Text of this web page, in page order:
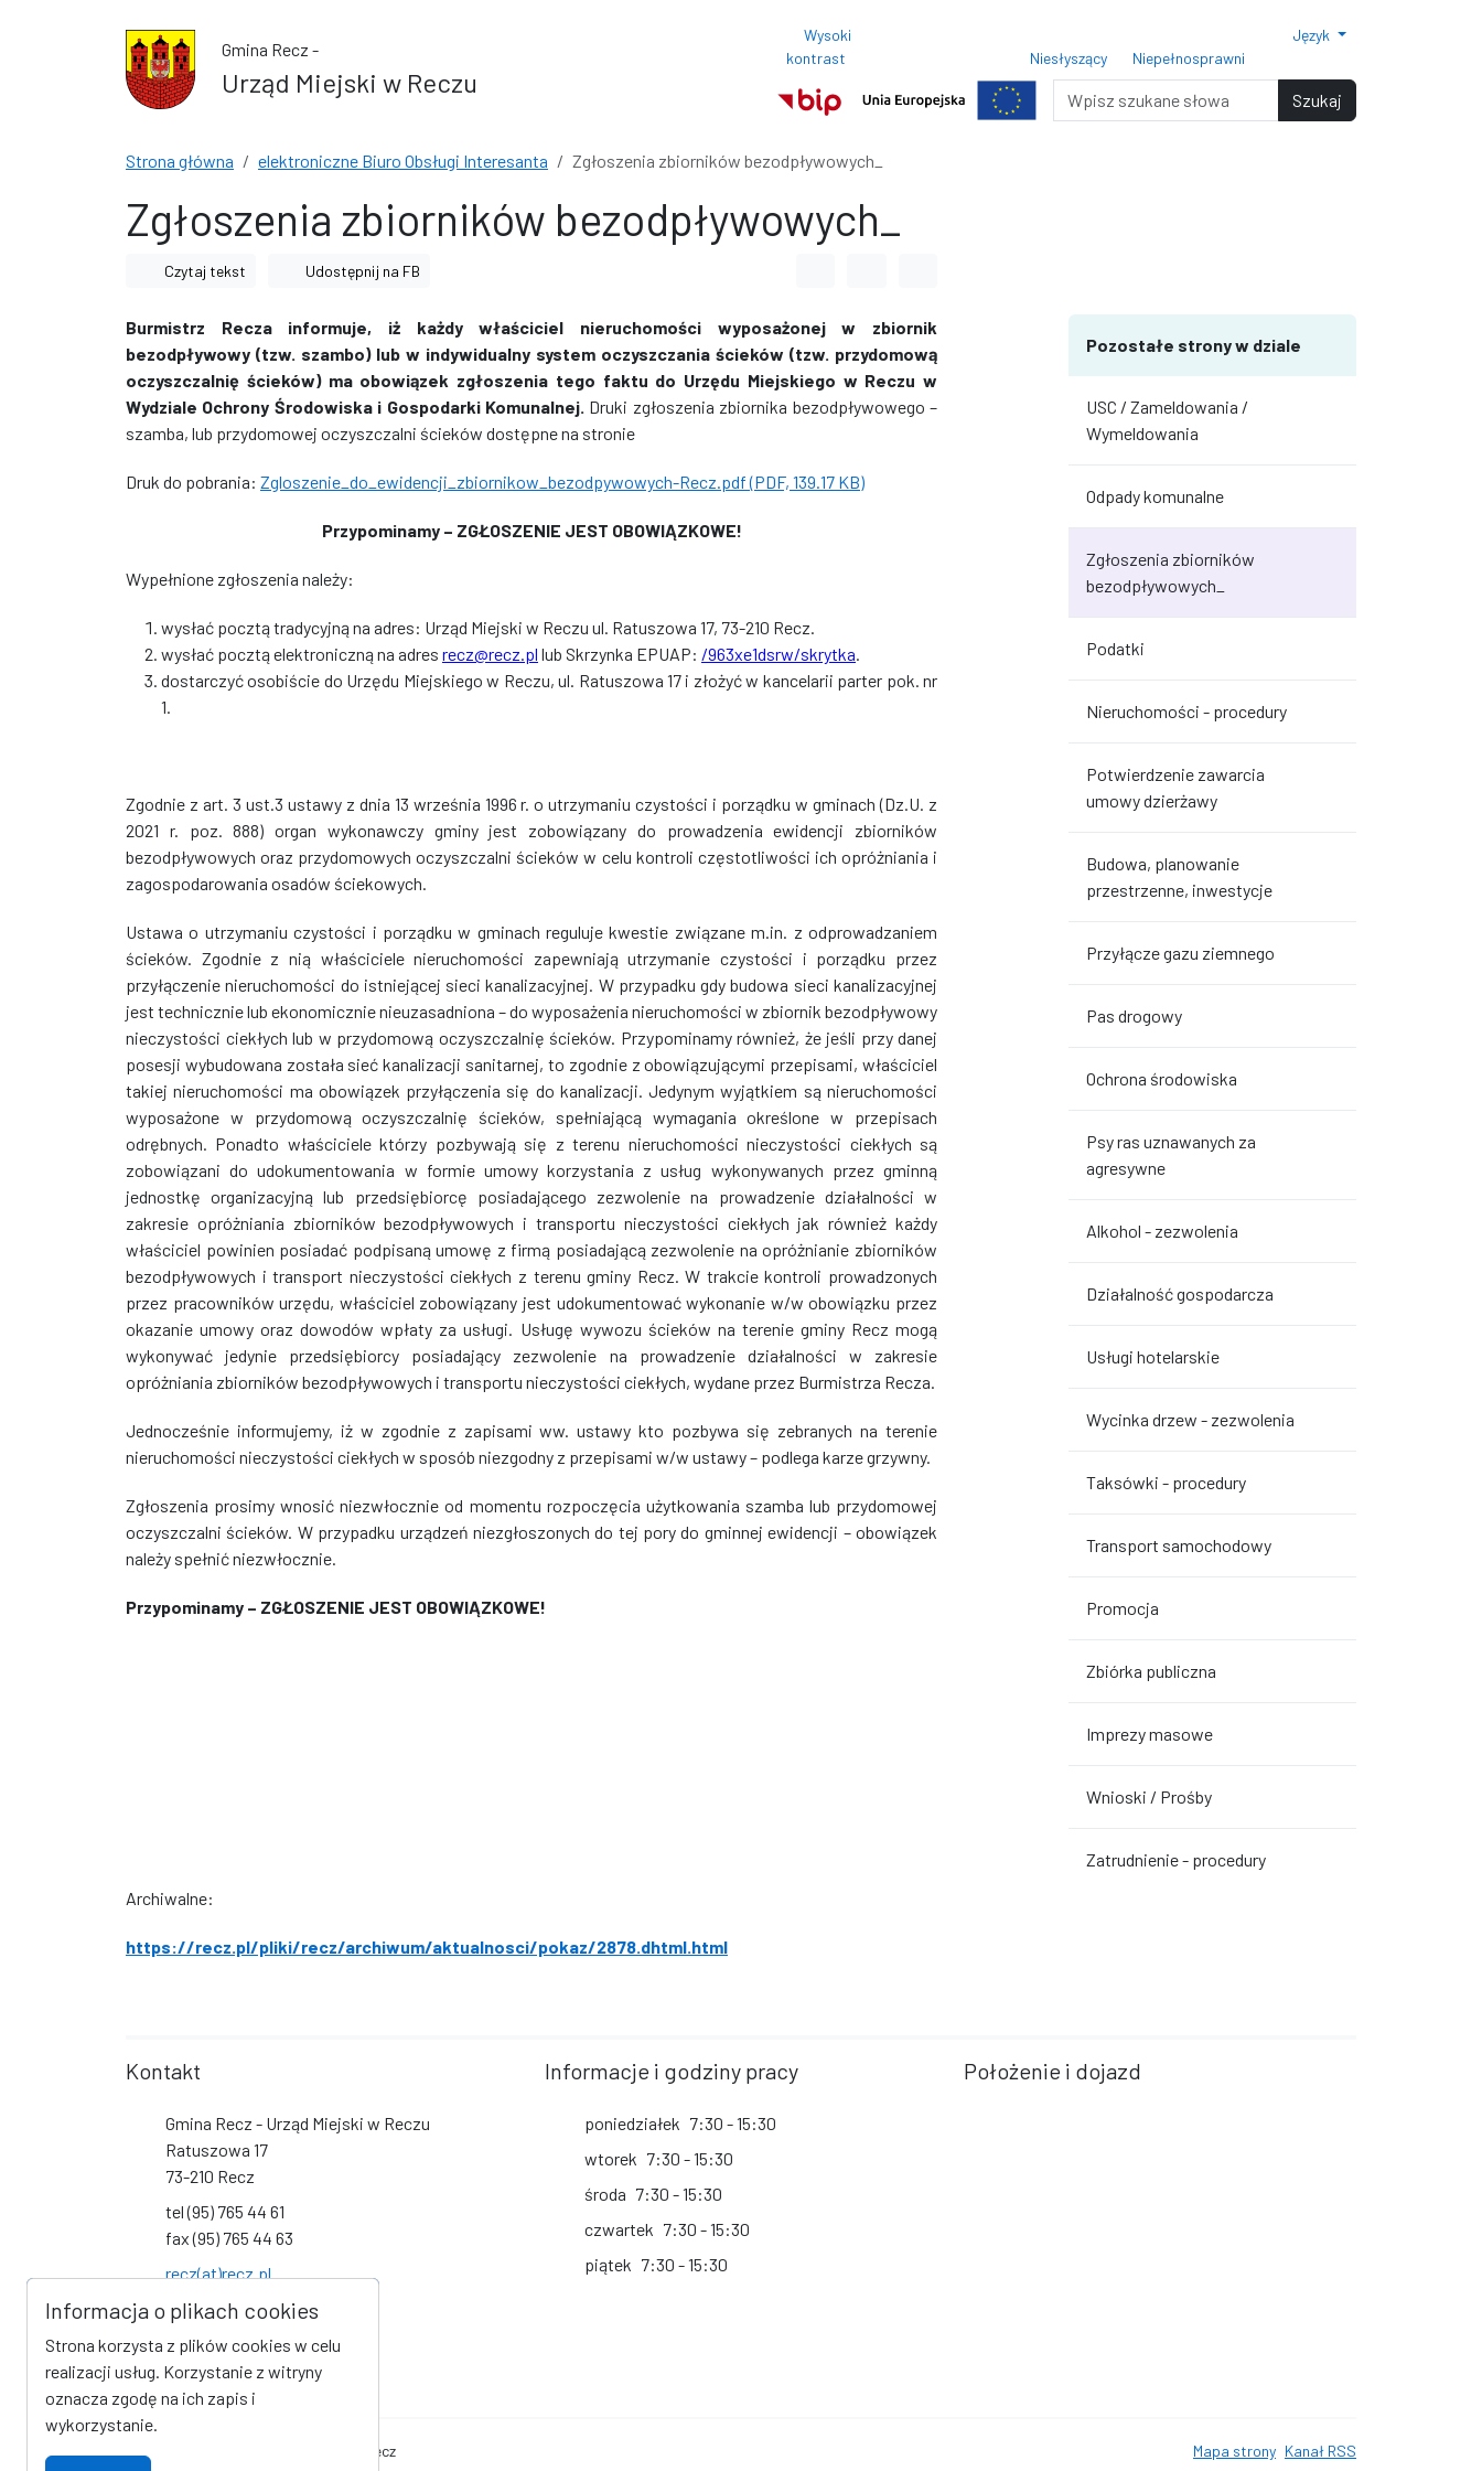
Przejdź do wyszukiwarki
Gmina Recz -
Urząd Miejski w Reczu
Wysoki
kontrast
Normalny rozmiar czcionki
Rozmiar czcionki 150%
Rozmiar czcionki 200%
Niesłyszący Niepełnosprawni
Język
Wyszukiwarka Szukaj
Strona główna elektroniczne Biuro Obsługi Interesanta Zgłoszenia zbiorników bezodpływowych_
Zgłoszenia zbiorników bezodpływowych_
Czytaj tekst Udostępnij na FB
Burmistrz Recza informuje, iż każdy właściciel nieruchomości wyposażonej w zbiornik
bezodpływowy (tzw. szambo) lub w indywidualny system oczyszczania ścieków (tzw. przydomową
oczyszczalnię ścieków) ma obowiązek zgłoszenia tego faktu do Urzędu Miejskiego w Reczu w
Wydziale Ochrony Środowiska i Gospodarki Komunalnej. Druki zgłoszenia zbiornika bezodpływowego –
szamba, lub przydomowej oczyszczalni ścieków dostępne na stronie
Druk do pobrania: Zgloszenie_do_ewidencji_zbiornikow_bezodpywowych-Recz.pdf (PDF, 139.17 KB)
Przypominamy – ZGŁOSZENIE JEST OBOWIĄZKOWE!
Wypełnione zgłoszenia należy:
wysłać pocztą tradycyjną na adres: Urząd Miejski w Reczu ul. Ratuszowa 17, 73-210 Recz.
wysłać pocztą elektroniczną na adres recz@recz.pl lub Skrzynka EPUAP: /963xe1dsrw/skrytka.
dostarczyć osobiście do Urzędu Miejskiego w Reczu, ul. Ratuszowa 17 i złożyć w kancelarii parter pok. nr
1.
Zgodnie z art. 3 ust.3 ustawy z dnia 13 września 1996 r. o utrzymaniu czystości i porządku w gminach (Dz.U. z
2021 r. poz. 888) organ wykonawczy gminy jest zobowiązany do prowadzenia ewidencji zbiorników
bezodpływowych oraz przydomowych oczyszczalni ścieków w celu kontroli częstotliwości ich opróżniania i
zagospodarowania osadów ściekowych.
Ustawa o utrzymaniu czystości i porządku w gminach reguluje kwestie związane m.in. z odprowadzaniem
ścieków. Zgodnie z nią właściciele nieruchomości zapewniają utrzymanie czystości i porządku przez
przyłączenie nieruchomości do istniejącej sieci kanalizacyjnej. W przypadku gdy budowa sieci kanalizacyjnej
jest technicznie lub ekonomicznie nieuzasadniona – do wyposażenia nieruchomości w zbiornik bezodpływowy
nieczystości ciekłych lub w przydomową oczyszczalnię ścieków. Przypominamy również, że jeśli przy danej
posesji wybudowana została sieć kanalizacji sanitarnej, to zgodnie z obowiązującymi przepisami, właściciel
takiej nieruchomości ma obowiązek przyłączenia się do kanalizacji. Jedynym wyjątkiem są nieruchomości
wyposażone w przydomową oczyszczalnię ścieków, spełniającą wymagania określone w przepisach
odrębnych. Ponadto właściciele którzy pozbywają się z terenu nieruchomości nieczystości ciekłych są
zobowiązani do udokumentowania w formie umowy korzystania z usług wykonywanych przez gminną
jednostkę organizacyjną lub przedsiębiorcę posiadającego zezwolenie na prowadzenie działalności w
zakresie opróżniania zbiorników bezodpływowych i transportu nieczystości ciekłych jak również każdy
właściciel powinien posiadać podpisaną umowę z firmą posiadającą zezwolenie na opróżnianie zbiorników
bezodpływowych i transport nieczystości ciekłych z terenu gminy Recz. W trakcie kontroli prowadzonych
przez pracowników urzędu, właściciel zobowiązany jest udokumentować wykonanie w/w obowiązku przez
okazanie umowy oraz dowodów wpłaty za usługi. Usługę wywozu ścieków na terenie gminy Recz mogą
wykonywać jedynie przedsiębiorcy posiadający zezwolenie na prowadzenie działalności w zakresie
opróżniania zbiorników bezodpływowych i transportu nieczystości ciekłych, wydane przez Burmistrza Recza.
Jednocześnie informujemy, iż w zgodnie z zapisami ww. ustawy kto pozbywa się zebranych na terenie
nieruchomości nieczystości ciekłych w sposób niezgodny z przepisami w/w ustawy – podlega karze grzywny.
Zgłoszenia prosimy wnosić niezwłocznie od momentu rozpoczęcia użytkowania szamba lub przydomowej
oczyszczalni ścieków. W przypadku urządzeń niezgłoszonych do tej pory do gminnej ewidencji – obowiązek
należy spełnić niezwłocznie.
Przypominamy – ZGŁOSZENIE JEST OBOWIĄZKOWE!
Archiwalne:
https://recz.pl/pliki/recz/archiwum/aktualnosci/pokaz/2878.dhtml.html
Pozostałe strony w dziale
USC / Zameldowania /
Wymeldowania
Odpady komunalne
Zgłoszenia zbiorników
bezodpływowych_
Podatki
Nieruchomości - procedury
Potwierdzenie zawarcia
umowy dzierżawy
Budowa, planowanie
przestrzenne, inwestycje
Przyłącze gazu ziemnego
Pas drogowy
Ochrona środowiska
Psy ras uznawanych za
agresywne
Alkohol - zezwolenia
Działalność gospodarcza
Usługi hotelarskie
Wycinka drzew - zezwolenia
Taksówki - procedury
Transport samochodowy
Promocja
Zbiórka publiczna
Imprezy masowe
Wnioski / Prośby
Zatrudnienie - procedury
Kontakt
Gmina Recz - Urząd Miejski w Reczu
Ratuszowa 17
73-210 Recz
tel (95) 765 44 61
fax (95) 765 44 63
recz(at)recz.pl
Social Media
Link do profilu na Facebook
Link do kanału na YouTube
Informacje i godziny pracy
poniedziałek 7:30 - 15:30
wtorek 7:30 - 15:30
środa 7:30 - 15:30
czwartek 7:30 - 15:30
piątek 7:30 - 15:30
Położenie i dojazd
Oficjalna strona internetowa Gminy Recz
Mapa strony Kanał RSS
Informacja o plikach cookies
Strona korzysta z plików cookies w celu
realizacji usług. Korzystanie z witryny
oznacza zgodę na ich zapis i
wykorzystanie.